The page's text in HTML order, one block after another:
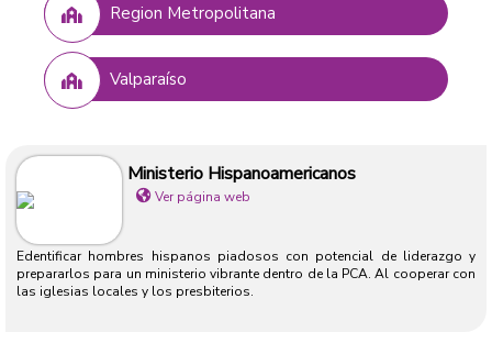
Region Metropolitana
Valparaíso
Ministerio Hispanoamericanos
Ver página web
Edentificar hombres hispanos piadosos con potencial de liderazgo y
prepararlos para un ministerio vibrante dentro de la PCA. Al cooperar con
las iglesias locales y los presbiterios.